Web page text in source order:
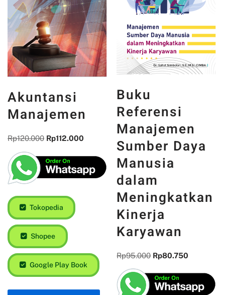
Akuntansi
Manajemen
Rp120.000 Rp112.000
Tokopedia
Shopee
Google Play Book
Buku
Referensi
Manajemen
Sumber Daya
Manusia
dalam
Meningkatkan
Kinerja
Karyawan
Rp95.000 Rp80.750